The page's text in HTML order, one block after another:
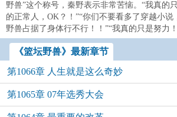
野兽”这个称号，秦野表示非常苦恼。“我真的
的正常人，OK？！”“你们不要看多了穿越小说
野兽占据了身体行不行！！”“我真的只是努力
《篮坛野兽》最新章节
第1066章 人生就是这么奇妙
第1065章 07年选秀大会